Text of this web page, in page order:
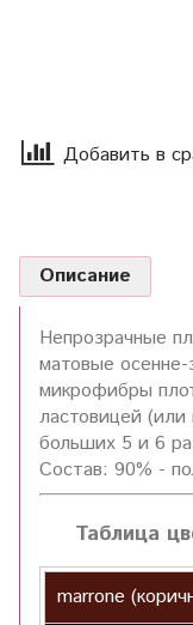
Добавить в
Описание
Непрозрачные
матовые осенне-
микрофибры
ластовицей
больших 5 и 6
Состав: 90% -
Таблица
marrone